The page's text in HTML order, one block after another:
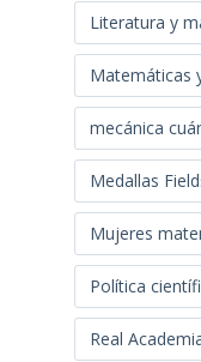
Literatura y
Matemáticas
mecánica
Medallas
Mujeres
Política
Real